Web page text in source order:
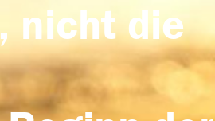
nicht die